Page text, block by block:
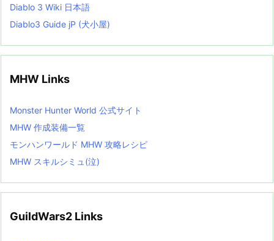
Diablo 3 Wiki 日本語
Diablo3 Guide jP (犬小屋)
MHW Links
Monster Hunter World 公式サイト
MHW 作成装備一覧
モンハンワールド MHW 攻略レシピ
MHW スキルシミュ(泣)
GuildWars2 Links